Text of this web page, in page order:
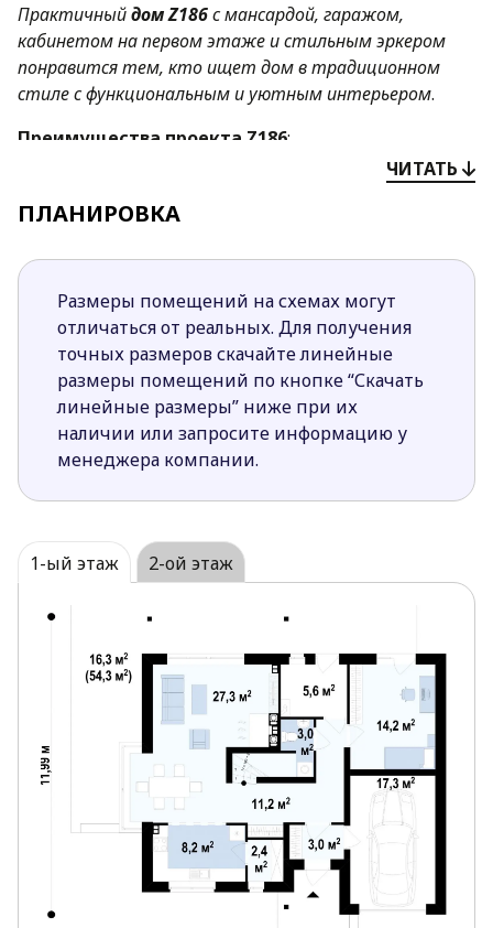
Практичныйдом Z186с мансардой, гаражом,
кабинетом на первом этаже и стильным эркером
понравится тем, кто ищет дом в традиционном
стиле с функциональным и уютным интерьером.
Преимущества проекта Z186:
визуальной дневную зону и улучшает ее
Дополнительные выходы на террасу дают
внешнее пространство дома.
Эркер в обеденной зоне позволит уютнее
оформить столовую.
Крытая терраса поможет приготовить гриль
или шашлык на свежем воздухе в любую
погоду и время года.
Расположение окон в гостиной с трех сторон, а
также большие площади остекления
освещение на продолжении всего дня.
Дополнительная комната на первом этаже
упростит домашний ежедневный быт и
Хозяйственное помещение с выходом на
террасу удобно для хранения садовой техники
и любых других инструментов.
Кладовая в кухне незаменима для удобного
хранения и использования хозяйственной
утвари и запасов. Хотя от нее можно отказаться
для увеличения площади кухни.
Прямое сообщение с гаражом упростит
перенос вещей и распаковку покупок.
Санузел на первом этаже вмещает небольшое
отделение для прачечной.
ЧИТАТЬ
ПЛАНИРОВКА
Размеры помещений на схемах могут
отличаться от реальных. Для получения
точных размеров скачайте линейные
размеры помещений по кнопке “Скачать
линейные размеры” ниже при их
наличии или запросите информацию у
менеджера компании.
1-ый этаж 2-ой этаж